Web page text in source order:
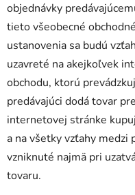
objednávky
tieto všeobecné
ustanovenia sa budú
uzavreté na akejkoľvek
obchodu, ktorú
predávajúci dodá tovar
internetovej stránke
a na všetky vzťahy medzi
vzniknuté najmä pri
tovaru.